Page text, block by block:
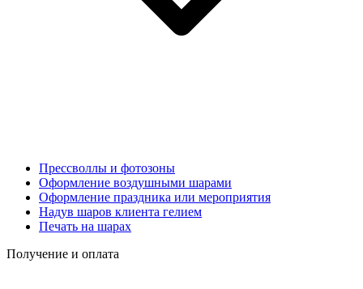
Прессволлы и фотозоны
Оформление воздушными шарами
Оформление праздника или мероприятия
Надув шаров клиента гелием
Печать на шарах
Получение и оплата